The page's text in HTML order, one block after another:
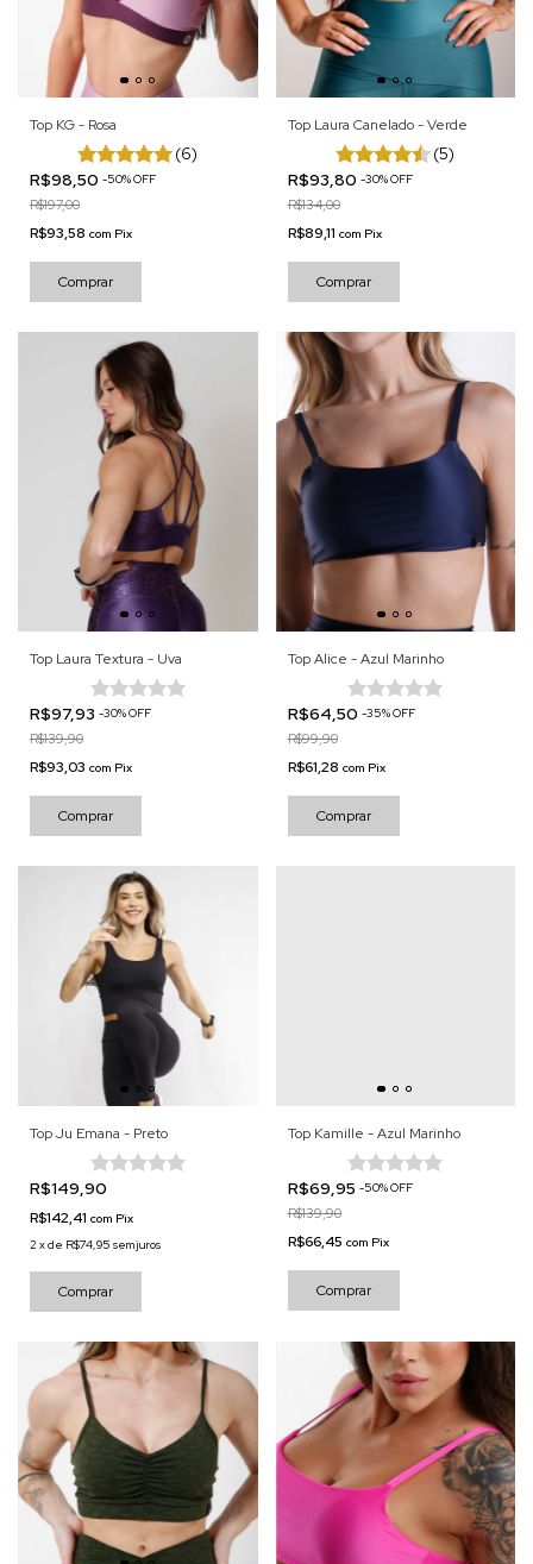
Top KG - Rosa
(6)
R$98,50 -50%OFF
R$197,00
R$93,58 com Pix
Comprar
Top Laura Canelado - Verde
(5)
R$93,80 -30%OFF
R$134,00
R$89,11 com Pix
Comprar
Top Laura Textura - Uva
R$97,93 -30%OFF
R$139,90
R$93,03 com Pix
Comprar
Top Alice - Azul Marinho
R$64,50 -35%OFF
R$99,90
R$61,28 com Pix
Comprar
Top Ju Emana - Preto
R$149,90
R$142,41 com Pix
2 xde R$74,95 sem juros
Comprar
Top Kamille - Azul Marinho
R$69,95 -50%OFF
R$139,90
R$66,45 com Pix
Comprar